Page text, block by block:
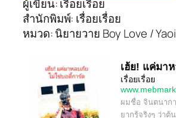
ผู้เขียน: เรื่อยเรื่อย
สำนักพิมพ์: เรื่อยเรื่อย
หมวด: นิยายวาย Boy Love / Yaoi